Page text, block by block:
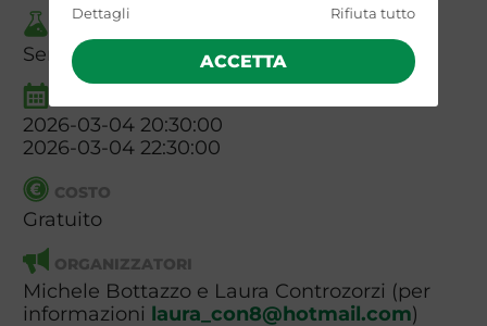
Dettagli
Rifiuta tutto
ACCETTA
Serata
2026-03-04 20:30:00
2026-03-04 22:30:00
COSTO
Gratuito
ORGANIZZATORI
Michele Bottazzo e Laura Controzorzi (per
informazioni laura_con8@hotmail.com)